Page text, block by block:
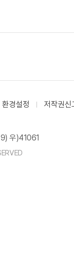
경설정 저작권신
우)41061